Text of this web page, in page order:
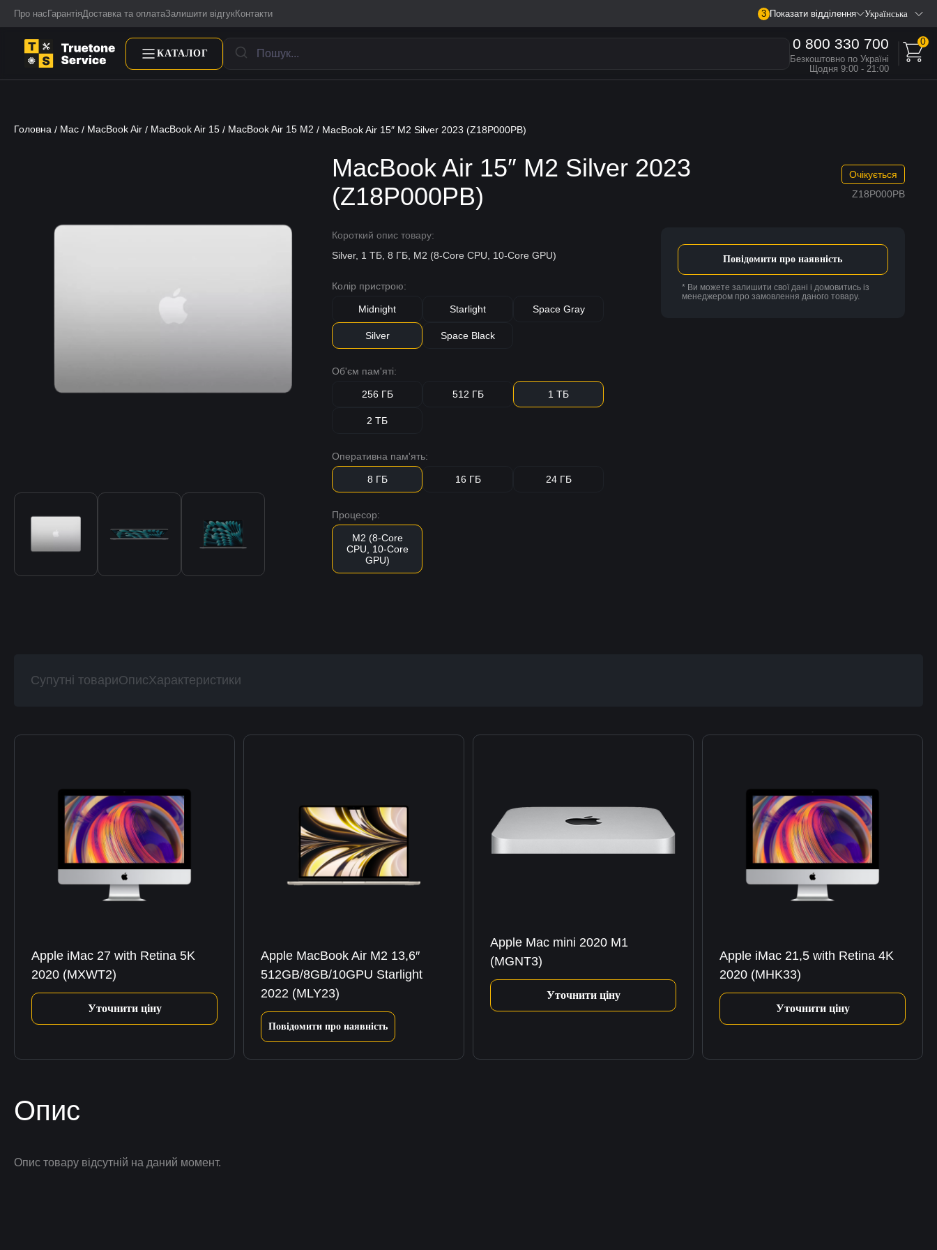
Про нас ГарантіяДоставка та оплатаЗалишити відгукКонтакти 3 Показати відділення Українська
КАТАЛОГ
0 800 330 700
Безкоштовно по Україні
Щодня 9:00 - 21:00
0
Головна / Mac / MacBook Air / MacBook Air 15 / MacBook Air 15 M2 / MacBook Air 15″ M2 Silver 2023 (Z18P000PB)
MacBook Air 15″ M2 Silver 2023
(Z18P000PB)
Z18P000PB
Очікується
Короткий опис товару:
Silver, 1 ТБ, 8 ГБ, M2 (8-Core CPU, 10-Core GPU)
Колір пристрою:
Midnight Starlight Space Gray
Silver Space Black
Об'єм пам'яті:
256 ГБ 512 ГБ 1 ТБ
2 ТБ
Оперативна пам'ять:
8 ГБ 16 ГБ 24 ГБ
Процесор:
M2 (8-Core
CPU, 10-Core
GPU)
Повідомити про наявність
* Ви можете залишити свої дані і домовитись із
менеджером про замовлення даного товару.
Супутні товариОписХарактеристики
Apple iMac 27 with Retina 5K
2020 (MXWT2)
Уточнити ціну
Apple MacBook Air M2 13,6″
512GB/8GB/10GPU Starlight
2022 (MLY23)
Повідомити про наявність
Apple Mac mini 2020 M1
(MGNT3)
Уточнити ціну
Apple iMac 21,5 with Retina 4K
2020 (MHK33)
Уточнити ціну
Опис
Опис товару відсутній на даний момент.